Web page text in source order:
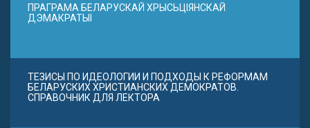
ПРАГРАМА БЕЛАРУСКАЙ ХРЫСЬЦІЯНСКАЙ
ДЭМАКРАТЫІ
ТЕЗИСЫ ПО ИДЕОЛОГИИ И ПОДХОДЫ К РЕФОРМАМ
БЕЛАРУСКИХ ХРИСТИАНСКИХ ДЕМОКРАТОВ.
СПРАВОЧНИК ДЛЯ ЛЕКТОРА